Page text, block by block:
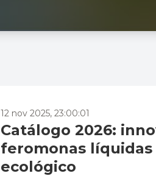
12 nov 2025, 23:00:01
Catálogo 2026:
feromonas líquidas
ecológico